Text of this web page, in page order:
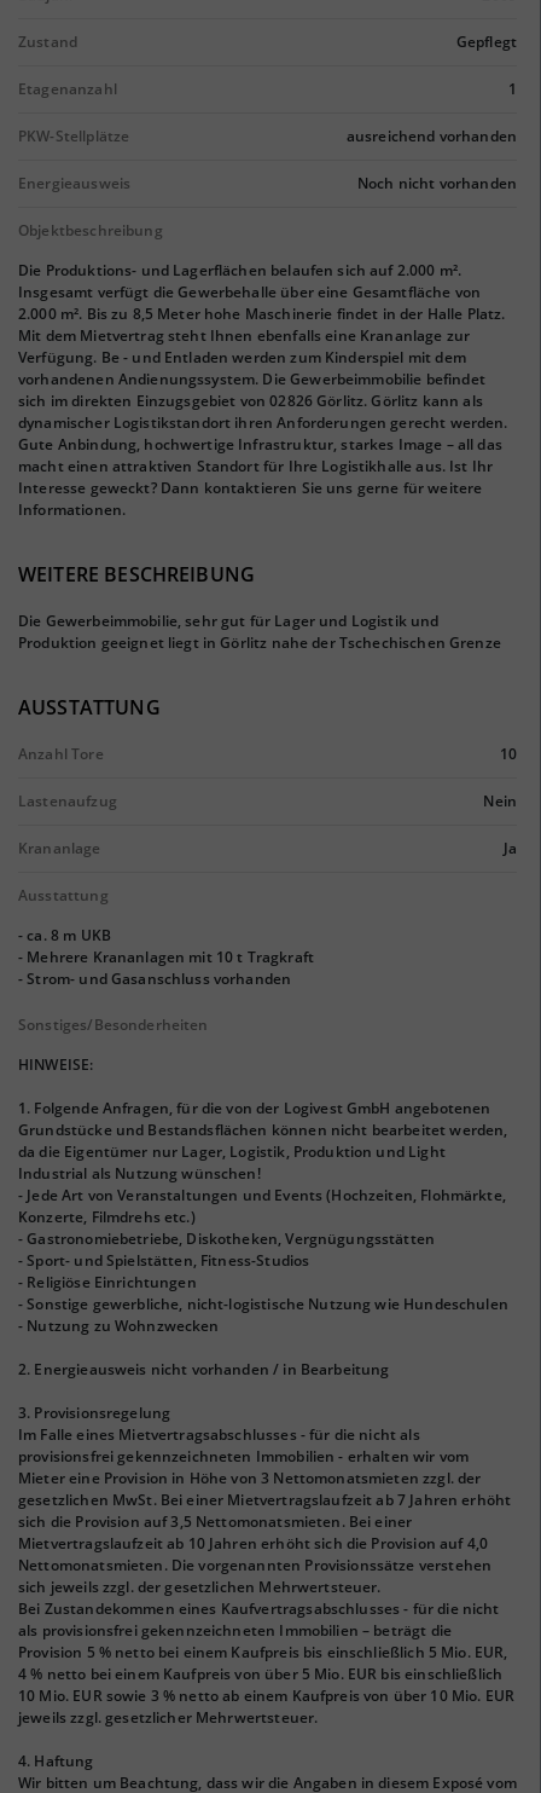
Zustand Gepflegt
Etagenanzahl 1
PKW-Stellplätze ausreichend vorhanden
Energieausweis Noch nicht vorhanden
Objektbeschreibung
Die Produktions- und Lagerflächen belaufen sich auf 2.000 m².
Insgesamt verfügt die Gewerbehalle über eine Gesamtfläche von
2.000 m². Bis zu 8,5 Meter hohe Maschinerie findet in der Halle Platz.
Mit dem Mietvertrag steht Ihnen ebenfalls eine Krananlage zur
Verfügung. Be - und Entladen werden zum Kinderspiel mit dem
vorhandenen Andienungssystem. Die Gewerbeimmobilie befindet
sich im direkten Einzugsgebiet von 02826 Görlitz. Görlitz kann als
dynamischer Logistikstandort ihren Anforderungen gerecht werden.
Gute Anbindung, hochwertige Infrastruktur, starkes Image – all das
macht einen attraktiven Standort für Ihre Logistikhalle aus. Ist Ihr
Interesse geweckt? Dann kontaktieren Sie uns gerne für weitere
Informationen.
WEITERE BESCHREIBUNG
Die Gewerbeimmobilie, sehr gut für Lager und Logistik und
Produktion geeignet liegt in Görlitz nahe der Tschechischen Grenze
AUSSTATTUNG
Anzahl Tore 10
Lastenaufzug Nein
Krananlage Ja
Ausstattung
- ca. 8 m UKB
- Mehrere Krananlagen mit 10 t Tragkraft
- Strom- und Gasanschluss vorhanden
Sonstiges/Besonderheiten
HINWEISE:
1. Folgende Anfragen, für die von der Logivest GmbH angebotenen
Grundstücke und Bestandsflächen können nicht bearbeitet werden,
da die Eigentümer nur Lager, Logistik, Produktion und Light
Industrial als Nutzung wünschen!
- Jede Art von Veranstaltungen und Events (Hochzeiten, Flohmärkte,
Konzerte, Filmdrehs etc.)
- Gastronomiebetriebe, Diskotheken, Vergnügungsstätten
- Sport- und Spielstätten, Fitness-Studios
- Religiöse Einrichtungen
- Sonstige gewerbliche, nicht-logistische Nutzung wie Hundeschulen
- Nutzung zu Wohnzwecken
2. Energieausweis nicht vorhanden / in Bearbeitung
3. Provisionsregelung
Im Falle eines Mietvertragsabschlusses - für die nicht als
provisionsfrei gekennzeichneten Immobilien - erhalten wir vom
Mieter eine Provision in Höhe von 3 Nettomonatsmieten zzgl. der
gesetzlichen MwSt. Bei einer Mietvertragslaufzeit ab 7 Jahren erhöht
sich die Provision auf 3,5 Nettomonatsmieten. Bei einer
Mietvertragslaufzeit ab 10 Jahren erhöht sich die Provision auf 4,0
Nettomonatsmieten. Die vorgenannten Provisionssätze verstehen
sich jeweils zzgl. der gesetzlichen Mehrwertsteuer.
Bei Zustandekommen eines Kaufvertragsabschlusses - für die nicht
als provisionsfrei gekennzeichneten Immobilien – beträgt die
Provision 5 % netto bei einem Kaufpreis bis einschließlich 5 Mio. EUR,
4 % netto bei einem Kaufpreis von über 5 Mio. EUR bis einschließlich
10 Mio. EUR sowie 3 % netto ab einem Kaufpreis von über 10 Mio. EUR
jeweils zzgl. gesetzlicher Mehrwertsteuer.
4. Haftung
Wir bitten um Beachtung, dass wir die Angaben in diesem Exposé vom